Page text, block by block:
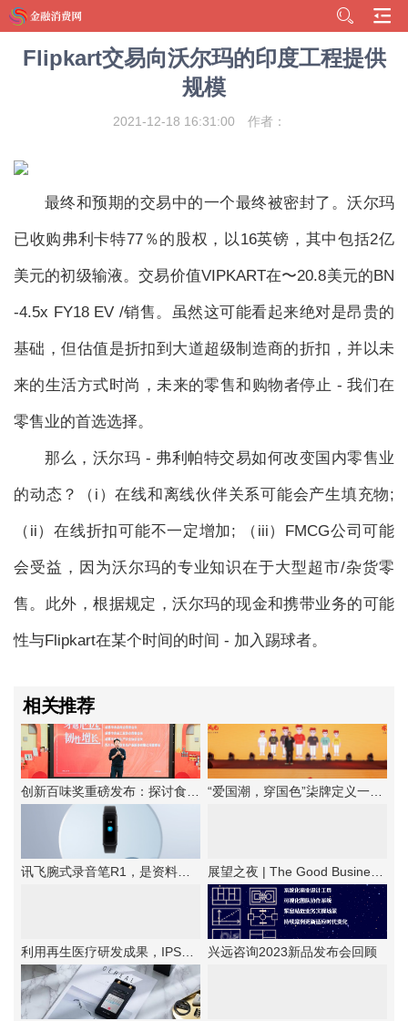
Flipkart交易向沃尔玛的印度工程提供
规模
2021-12-18 16:31:00 作者：
最终和预期的交易中的一个最终被密封了。沃尔玛
已收购弗利卡特77％的股权，以16英镑，其中包括2亿
美元的初级输液。交易价值VIPKART在〜20.8美元的BN
-4.5x FY18 EV /销售。虽然这可能看起来绝对是昂贵的
基础，但估值是折扣到大道超级制造商的折扣，并以未
来的生活方式时尚，未来的零售和购物者停止 - 我们在
零售业的首选选择。
那么，沃尔玛 - 弗利帕特交易如何改变国内零售业
的动态？（i）在线和离线伙伴关系可能会产生填充物;
（ii）在线折扣可能不一定增加; （iii）FMCG公司可能
会受益，因为沃尔玛的专业知识在于大型超市/杂货零
售。此外，根据规定，沃尔玛的现金和携带业务的可能
性与Flipkart在某个时间的时间 - 加入踢球者。
相关推荐
兴远咨询2023新品发布会回顾